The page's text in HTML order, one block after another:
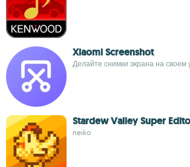
Xiaomi Screenshot
Делайте снимки экрана на своем
Stardew Valley Super
neiko